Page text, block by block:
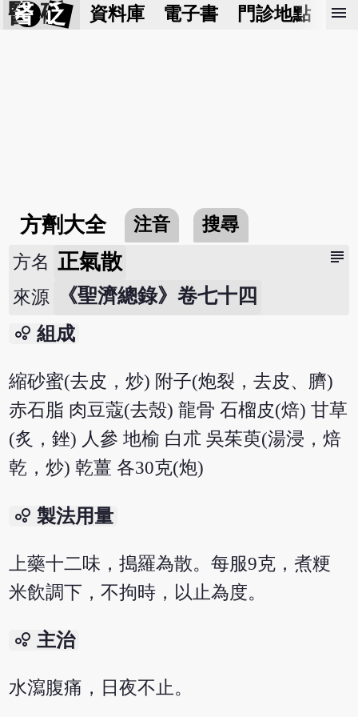
醫 砭 資料庫 電子書 門診地點 預
menu
方劑大全 注音 搜尋
subject
方名 正氣散
來源 《聖濟總錄》卷七十四
bubble_chart 組成
縮砂蜜(去皮，炒) 附子(炮裂，去皮、臍)
赤石脂 肉豆蔻(去殼) 龍骨 石榴皮(焙) 甘草
(炙，銼) 人參 地榆 白朮 吳茱萸(湯浸，焙
乾，炒) 乾薑 各30克(炮)
bubble_chart 製法用量
上藥十二味，搗羅為散。每服9克，煮粳
米飲調下，不拘時，以止為度。
bubble_chart 主治
水瀉腹痛，日夜不止。